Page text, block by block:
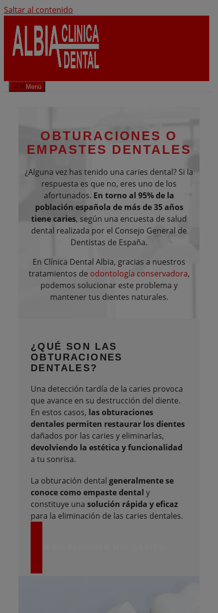
Saltar al contenido
Menú
OBTURACIONES O
EMPASTES DENTALES
¿Alguna vez has tenido una caries dental? Si la
respuesta es que no, eres uno de los
afortunados. En torno al 95% de la
población española de más de 35 años
tiene caries, según una encuesta de salud
dental realizada por el Consejo General de
Dentistas de España.
En Clínica Dental Albia, gracias a nuestros
tratamientos de odontología conservadora,
podemos solucionar este problema y
mantener tus dientes naturales.
¿QUÉ SON LAS
OBTURACIONES
DENTALES?
Una detección tardía de la caries provoca
que avance en su destrucción del diente.
En estos casos, las obturaciones
dentales permiten restaurar los dientes
dañados por las caries y eliminarlas,
devolviendo la estética y funcionalidad
a tu sonrisa.
La obturación dental generalmente se
conoce como empaste dental y
constituye una solución rápida y eficaz
para la eliminación de las caries dentales.